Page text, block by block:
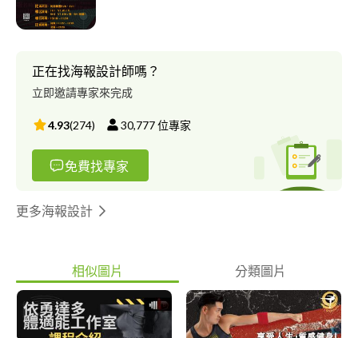
正在找海報設計師嗎？
立即邀請專家來完成
4.93(274) 30,777位專家
免費找專家
更多海報設計
相似圖片 分類圖片